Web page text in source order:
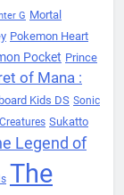
G Mortal
Pokemon Heart
Pocket Prince
of Mana :
Kids DS Sonic
Sukatto
Legend of
The